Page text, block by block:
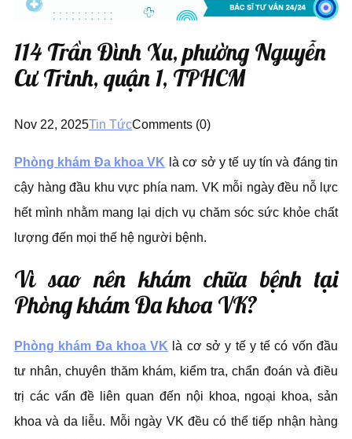
114 Trần Đình Xu, phường Nguyễn
Cư Trinh, quận 1, TPHCM
Nov 22, 2025Tin TứcComments (0)
Phòng khám Đa khoa VK là cơ sở y tế uy tín và đáng tin
cậy hàng đầu khu vực phía nam. VK mỗi ngày đều nỗ lực
hết mình nhằm mang lại dịch vụ chăm sóc sức khỏe chất
lượng đến mọi thế hệ người bệnh.
Vì sao nên khám chữa bệnh tại
Phòng khám Đa khoa VK?
Phòng khám Đa khoa VK là cơ sở y tế y tế có vốn đầu
tư nhân, chuyên thăm khám, kiểm tra, chẩn đoán và điều
trị các vấn đề liên quan đến nội khoa, ngoại khoa, sản
khoa và da liễu. Mỗi ngày VK đều có thể tiếp nhận hàng